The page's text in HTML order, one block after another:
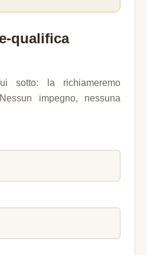
qualifica
sotto: la richiameremo
impegno, nessuna